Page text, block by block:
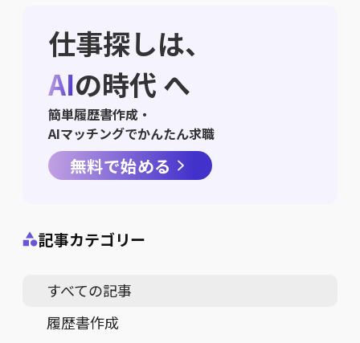
仕事探しは、
AIの時代 へ
簡単履歴書作成・
AIマッチングでかんたん求職
無料で始める
記事カテゴリー
すべての記事
履歴書作成